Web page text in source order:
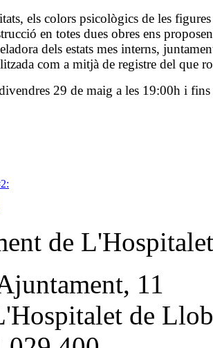
els colors psicològics de les
en totes dues obres ens
dels estats mes interns,
com a mitjà de registre del que
29 de maig a les 19:00h i
de L'Hospitalet
11
de